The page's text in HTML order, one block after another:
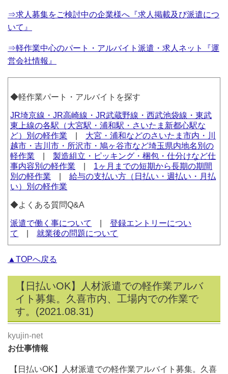
⇒求人募集をご検討中の企業様へ『求人掲載及び派遣につ
いて』
⇒軽作業中心のパート・アルバイト派遣・求人ネット『運
営会社情報』
◆軽作業パート・アルバイトを探す
JR埼京線・JR高崎線・JR武蔵野線・西武池袋線・東武
東上線の各駅（大宮駅・浦和駅・さいたま新都心駅な
ど）別の軽作業
大宮・浦和などのさいたま市内・川
越市・吉川市・所沢市・鳩ヶ谷市など埼玉県内地名別の
軽作業 |製造組立・ピッキング・梱包・仕分けなど仕
事内容別の軽作業
1ヶ月までの短期から長期の期間
別の軽作業 |給与の支払い方（日払い・週払い・月払
い）別の軽作業
◆よくある質問Q&A
派遣で働く事について |登録エントリーについ
て
就業後の問題について
▲TOPへ戻る
【日払いOK】人材派遣での軽作業アルバ
イト募集。久喜市内、工場内での作業で
す。(2021.08.31)
kyujin-net
お仕事情報
【日払いOK】人材派遣での軽作業アルバイト募集。久喜